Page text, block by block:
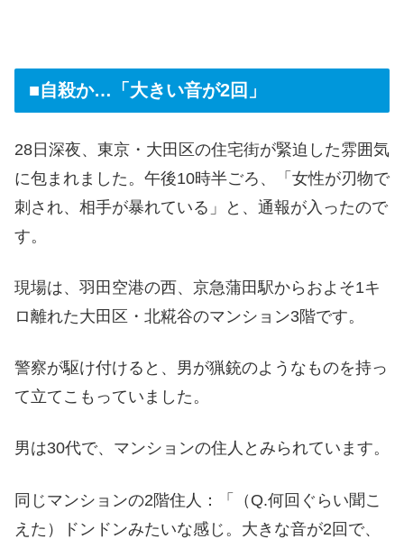
■自殺か…「大きい音が2回」
28日深夜、東京・大田区の住宅街が緊迫した雰囲気
に包まれました。午後10時半ごろ、「女性が刃物で
刺され、相手が暴れている」と、通報が入ったので
す。
現場は、羽田空港の西、京急蒲田駅からおよそ1キ
ロ離れた大田区・北糀谷のマンション3階です。
警察が駆け付けると、男が猟銃のようなものを持っ
て立てこもっていました。
男は30代で、マンションの住人とみられています。
同じマンションの2階住人：「（Q.何回ぐらい聞こ
えた）ドンドンみたいな感じ。大きな音が2回で、